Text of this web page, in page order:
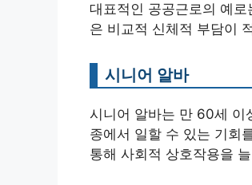
대표적인 공공근로의 예
은 비교적 신체적 부담이
시니어 알바
시니어 알바는 만 60세 이
종에서 일할 수 있는 기회
통해 사회적 상호작용을